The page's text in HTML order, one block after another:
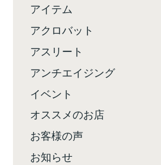
アイテム
アクロバット
アスリート
アンチエイジング
イベント
オススメのお店
お客様の声
お知らせ